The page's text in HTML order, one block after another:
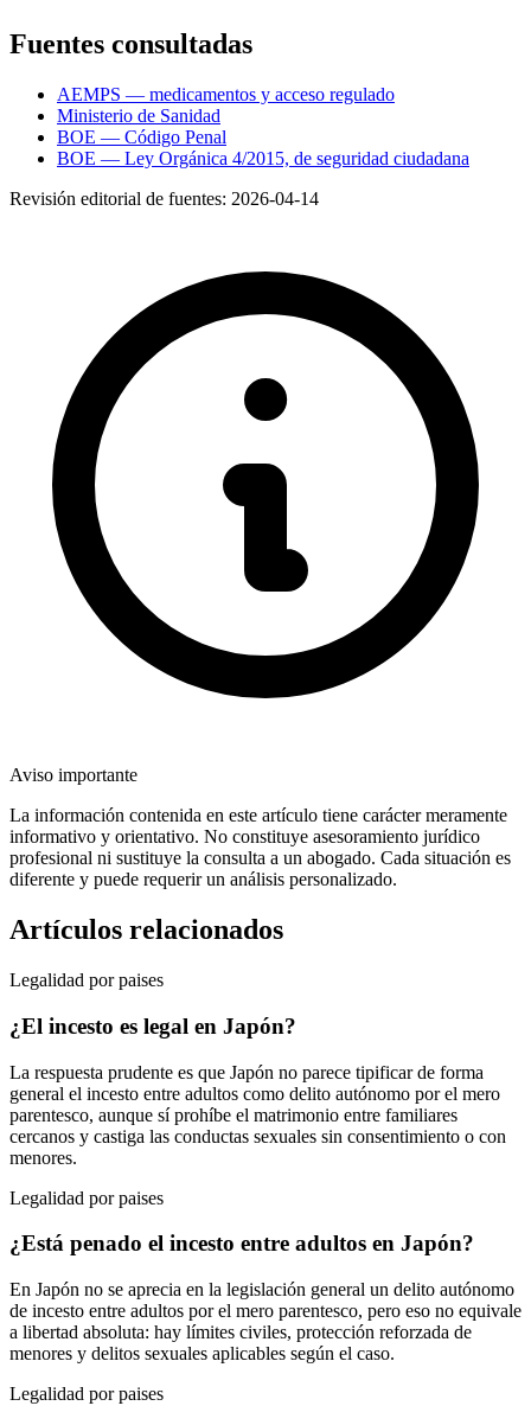
Fuentes consultadas
AEMPS — medicamentos y acceso regulado
Ministerio de Sanidad
BOE — Código Penal
BOE — Ley Orgánica 4/2015, de seguridad ciudadana
Revisión editorial de fuentes: 2026-04-14
Aviso importante
La información contenida en este artículo tiene carácter meramente
informativo y orientativo. No constituye asesoramiento jurídico
profesional ni sustituye la consulta a un abogado. Cada situación es
diferente y puede requerir un análisis personalizado.
Artículos relacionados
Legalidad por paises
¿El incesto es legal en Japón?
La respuesta prudente es que Japón no parece tipificar de forma
general el incesto entre adultos como delito autónomo por el mero
parentesco, aunque sí prohíbe el matrimonio entre familiares
cercanos y castiga las conductas sexuales sin consentimiento o con
menores.
Legalidad por paises
¿Está penado el incesto entre adultos en Japón?
En Japón no se aprecia en la legislación general un delito autónomo
de incesto entre adultos por el mero parentesco, pero eso no equivale
a libertad absoluta: hay límites civiles, protección reforzada de
menores y delitos sexuales aplicables según el caso.
Legalidad por paises